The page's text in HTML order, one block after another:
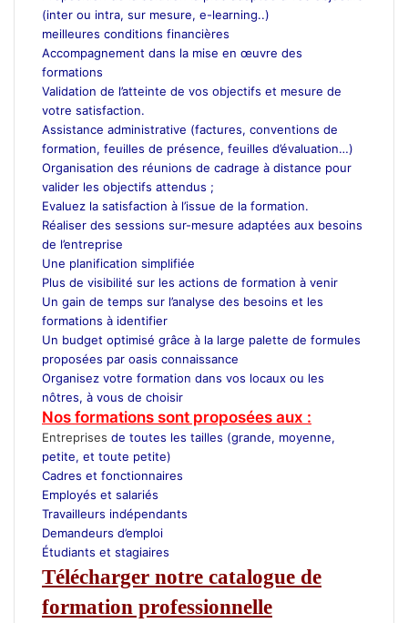
(inter ou intra, sur mesure, e-learning..)
meilleures conditions financières
Accompagnement dans la mise en œuvre des
formations
Validation de l’atteinte de vos objectifs et mesure de
votre satisfaction.
Assistance administrative (factures, conventions de
formation, feuilles de présence, feuilles d’évaluation…)
Organisation des réunions de cadrage à distance pour
valider les objectifs attendus ;
Evaluez la satisfaction à l’issue de la formation.
Réaliser des sessions sur-mesure adaptées aux besoins
de l’entreprise
Une planification simplifiée
Plus de visibilité sur les actions de formation à venir
Un gain de temps sur l’analyse des besoins et les
formations à identifier
Un budget optimisé grâce à la large palette de formules
proposées par oasis connaissance
Organisez votre formation dans vos locaux ou les
nôtres, à vous de choisir
Nos formations sont proposées aux :
Entreprises de toutes les tailles (grande, moyenne,
petite, et toute petite)
Cadres et fonctionnaires
Employés et salariés
Travailleurs indépendants
Demandeurs d’emploi
Étudiants et stagiaires
Télécharger notre catalogue de
formation professionnelle